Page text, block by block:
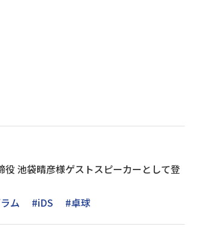
池袋晴彦様ゲストスピーカーとして登
ム #iDS #卓球